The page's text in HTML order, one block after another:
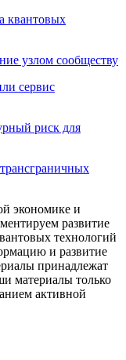
квантовых
узлом сообществу
сервис
риск для
экономике и
развитие
технологий
и развитие
принадлежат
материалы только
активной